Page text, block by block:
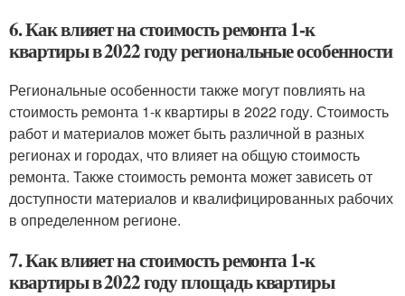
6. Как влияет на стоимость ремонта 1-к
квартиры в 2022 году региональные особенности
Региональные особенности также могут повлиять на
стоимость ремонта 1-к квартиры в 2022 году. Стоимость
работ и материалов может быть различной в разных
регионах и городах, что влияет на общую стоимость
ремонта. Также стоимость ремонта может зависеть от
доступности материалов и квалифицированных рабочих
в определенном регионе.
7. Как влияет на стоимость ремонта 1-к
квартиры в 2022 году площадь квартиры